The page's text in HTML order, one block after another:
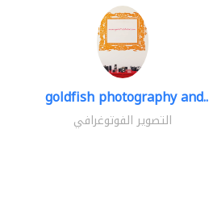
goldfish photography and..
التصوير الفوتوغرافي